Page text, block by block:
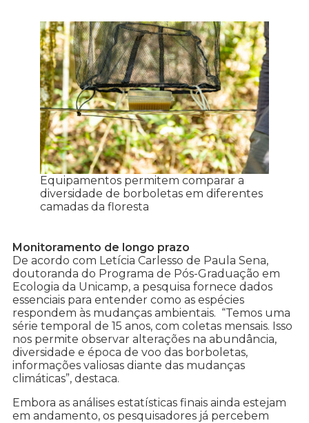
Equipamentos permitem comparar a
diversidade de borboletas em diferentes
camadas da floresta
Monitoramento de longo prazo
De acordo com Letícia Carlesso de Paula Sena,
doutoranda do Programa de Pós-Graduação em
Ecologia da Unicamp, a pesquisa fornece dados
essenciais para entender como as espécies
respondem às mudanças ambientais. “Temos uma
série temporal de 15 anos, com coletas mensais. Isso
nos permite observar alterações na abundância,
diversidade e época de voo das borboletas,
informações valiosas diante das mudanças
climáticas”, destaca.
Embora as análises estatísticas finais ainda estejam
em andamento, os pesquisadores já percebem